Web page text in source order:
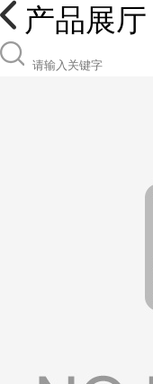
产品展厅